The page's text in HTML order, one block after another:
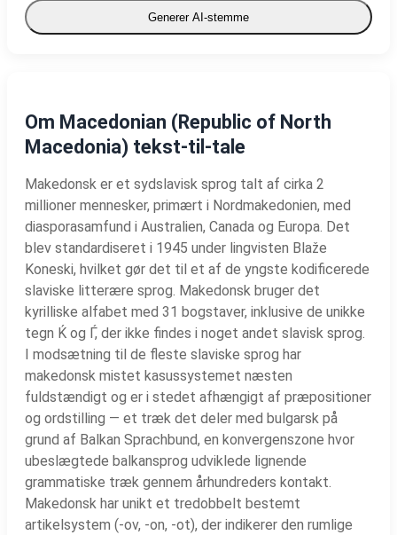
Generer AI-stemme
Om Macedonian (Republic of North
Macedonia) tekst-til-tale
Makedonsk er et sydslavisk sprog talt af cirka 2
millioner mennesker, primært i Nordmakedonien, med
diasporasamfund i Australien, Canada og Europa. Det
blev standardiseret i 1945 under lingvisten Blaže
Koneski, hvilket gør det til et af de yngste kodificerede
slaviske litterære sprog. Makedonsk bruger det
kyrilliske alfabet med 31 bogstaver, inklusive de unikke
tegn Ќ og Ѓ, der ikke findes i noget andet slavisk sprog.
I modsætning til de fleste slaviske sprog har
makedonsk mistet kasussystemet næsten
fuldstændigt og er i stedet afhængigt af præpositioner
og ordstilling — et træk det deler med bulgarsk på
grund af Balkan Sprachbund, en konvergenszone hvor
ubeslægtede balkansprog udviklede lignende
grammatiske træk gennem århundreders kontakt.
Makedonsk har unikt et tredobbelt bestemt
artikelsystem (-ov, -on, -ot), der indikerer den rumlige